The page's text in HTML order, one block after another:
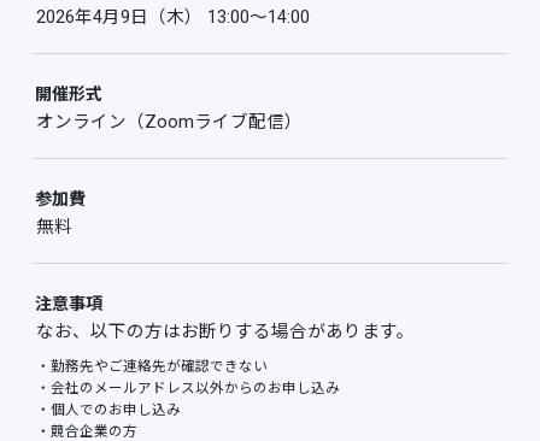
2026年4月9日（木） 13:00〜14:00
開催形式
オンライン（Zoomライブ配信）
参加費
無料
注意事項
なお、以下の方はお断りする場合があります。
・勤務先やご連絡先が確認できない
・会社のメールアドレス以外からのお申し込み
・個人でのお申し込み
・競合企業の方